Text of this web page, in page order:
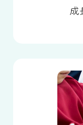
成